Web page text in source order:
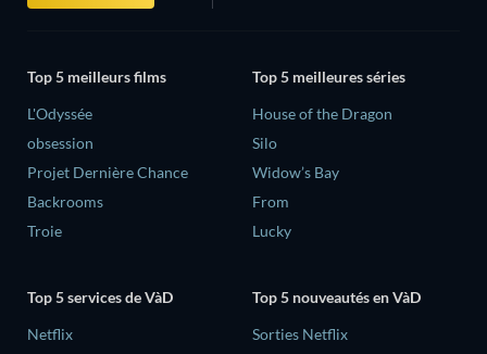
Top 5 meilleurs films
L'Odyssée
obsession
Projet Dernière Chance
Backrooms
Troie
Top 5 meilleures séries
House of the Dragon
Silo
Widow’s Bay
From
Lucky
Top 5 services de VàD
Netflix
Top 5 nouveautés en VàD
Sorties Netflix